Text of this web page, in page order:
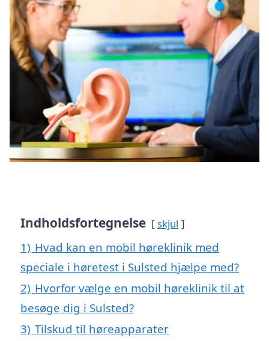
Indholdsfortegnelse skjul
1) Hvad kan en mobil høreklinik med
speciale i høretest i Sulsted hjælpe med?
2) Hvorfor vælge en mobil høreklinik til at
besøge dig i Sulsted?
3) Tilskud til høreapparater